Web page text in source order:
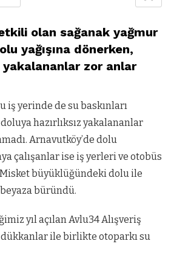
olan sağanak yağmur
yağışına dönerken,
yakalananlar zor anlar
iş yerinde de su baskınları
hazırlıksız yakalananlar
Arnavutköy’de dolu
çalışanlar ise iş yerleri ve otobüs
Misket büyüklüğündeki dolu ile
büründü.
yıl açılan Avlu34 Alışveriş
dükkanlar ile birlikte otoparkı su